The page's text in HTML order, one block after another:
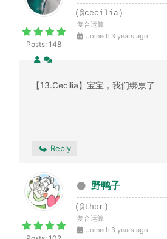
Posts: 148
(@cecilia)
复合运算
Joined: 3 years ago
【13.Cecilia】宝宝，我们绑票了
Reply
野鸭子
(@thor)
复合运算
Joined: 3 years ago